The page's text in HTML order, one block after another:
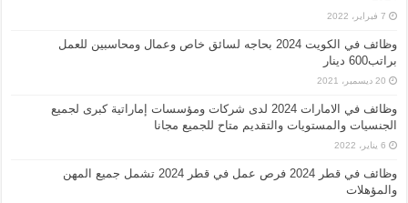
7 فبراير، 2022
وظائف في الكويت 2024 بحاجه لسائق خاص وعمال ومحاسبين للعمل
براتب600 دينار
20 ديسمبر، 2021
وظائف في الامارات 2024 لدى شركات ومؤسسات إماراتية كبرى لجميع
الجنسيات والمستويات والتقديم متاح للجميع مجانا
6 يناير، 2022
وظائف في قطر 2024 فرص عمل في قطر 2024 تشمل جميع المهن
والمؤهلات